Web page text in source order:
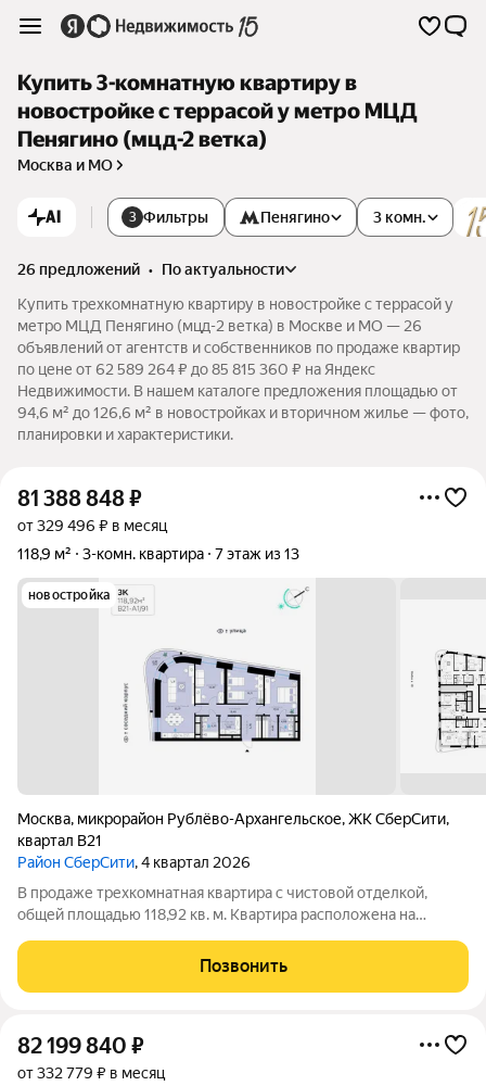
Купить 3-комнатную квартиру в
новостройке с террасой у метро МЦД
Пенягино (мцд-2 ветка)
Москва и МО
AI 3 Фильтры Пенягино 3 комн.
26 предложений •
по актуальности
Купить трехкомнатную квартиру в новостройке с террасой у
метро МЦД Пенягино (мцд-2 ветка) в Москве и МО — 26
объявлений от агентств и собственников по продаже квартир
по цене от 62 589 264 ₽ до 85 815 360 ₽ на Яндекс
Недвижимости. В нашем каталоге предложения площадью от
94,6 м² до 126,6 м² в новостройках и вторичном жилье — фото,
планировки и характеристики.
81 388 848₽
от 329 496 ₽ в месяц
118,9 м²
3-комн. квартира 7 этаж из 13
новостройка
Москва, микрорайон Рублёво-Архангельское,ЖК СберCити,
квартал В21
Район СберСити, 4 квартал 2026
В продаже трехкомнатная квартира с чистовой отделкой,
общей площадью 118,92 кв. м. Квартира расположена на
Адвансд в новом районе СберСити, который строит Сбер. Дом
находится на второй береговой
Позвонить
82 199 840 ₽
от 332 779 ₽ в месяц